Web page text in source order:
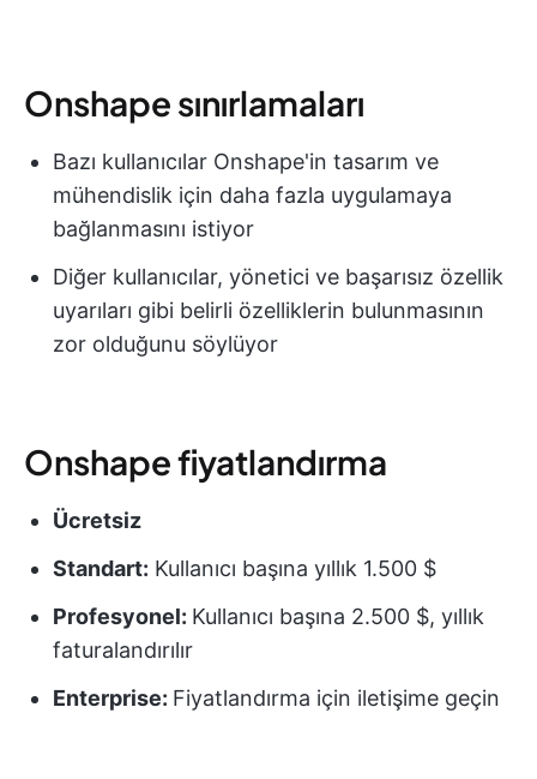
Onshape sınırlamaları
Bazı kullanıcılar Onshape'in tasarım ve
mühendislik için daha fazla uygulamaya
bağlanmasını istiyor
Diğer kullanıcılar, yönetici ve başarısız özellik
uyarıları gibi belirli özelliklerin bulunmasının
zor olduğunu söylüyor
Onshape fiyatlandırma
Ücretsiz
Standart: Kullanıcı başına yıllık 1.500 $
Profesyonel: Kullanıcı başına 2.500 $, yıllık
faturalandırılır
Enterprise: Fiyatlandırma için iletişime geçin